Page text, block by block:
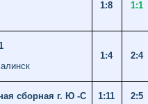
1:8 1:1
1:4 2:4
сборная г. Ю -С 1:11 2:5